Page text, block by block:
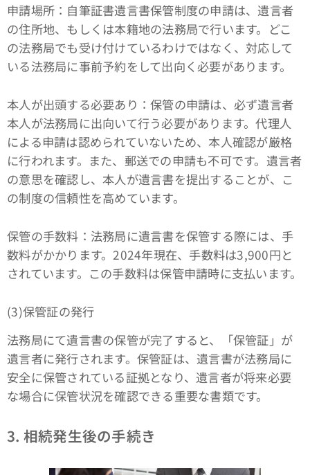
申請場所：自筆証書遺言書保管制度の申請は、遺言者
の住所地、もしくは本籍地の法務局で行います。どこ
の法務局でも受け付けているわけではなく、対応して
いる法務局に事前予約をして出向く必要があります。
本人が出頭する必要あり：保管の申請は、必ず遺言者
本人が法務局に出向いて行う必要があります。代理人
による申請は認められていないため、本人確認が厳格
に行われます。また、郵送での申請も不可です。遺言者
の意思を確認し、本人が遺言書を提出することが、こ
の制度の信頼性を高めています。
保管の手数料：法務局に遺言書を保管する際には、手
数料がかかります。2024年現在、手数料は3,900円と
されています。この手数料は保管申請時に支払います。
(3)保管証の発行
法務局にて遺言書の保管が完了すると、「保管証」が
遺言者に発行されます。保管証は、遺言書が法務局に
安全に保管されている証拠となり、遺言者が将来必要
な場合に保管状況を確認できる重要な書類です。
3. 相続発生後の手続き